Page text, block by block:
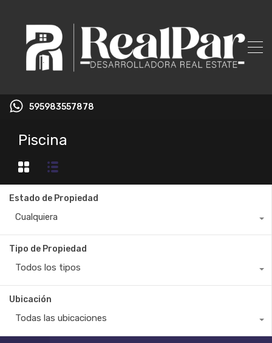
595983557878
Piscina
Estado de Propiedad
Cualquiera
Tipo de Propiedad
Todos los tipos
Ubicación
Todas las ubicaciones